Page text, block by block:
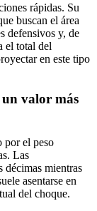
rápidas. Su
buscan el área
defensivos y, de
el total del
en este tipo
un valor más
por el peso
Las
décimas mientras
asentarse en
del choque.